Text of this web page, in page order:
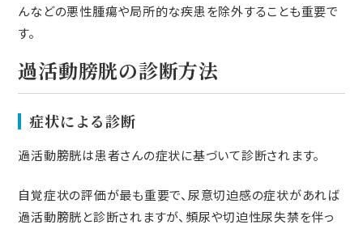
んなどの悪性腫瘍や局所的な疾患を除外することも重要で
す。
過活動膀胱の診断方法
症状による診断
過活動膀胱は患者さんの症状に基づいて診断されます。
自覚症状の評価が最も重要で、尿意切迫感の症状があれば
過活動膀胱と診断されますが、頻尿や切迫性尿失禁を伴っ